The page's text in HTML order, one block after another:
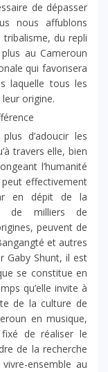
de dépasser
nous affublons
du repli
au Cameroun
qui favorisera
laquelle tous les
origine.
d’adoucir les
travers elle, bien
l’humanité
effectivement
en dépit de la
de milliers de
peuvent de
et autres
Gaby Shunt, il est
se constitue en
qu’elle invite à
de la culture de
en musique,
fixé de réaliser le
de la recherche
ensemble au